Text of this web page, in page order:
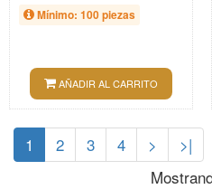
Mínimo: 100 piezas
AÑADIR AL CARRITO
1 2 3 4 >
>|